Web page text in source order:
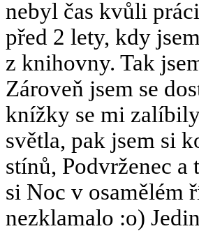
nebyl čas kvůli
před 2 lety, kdy
z knihovny. Tak
Zároveň jsem se
knížky se mi
světla, pak jsem si
stínů, Podvrženec a
si Noc v osamělém
nezklamalo :o)